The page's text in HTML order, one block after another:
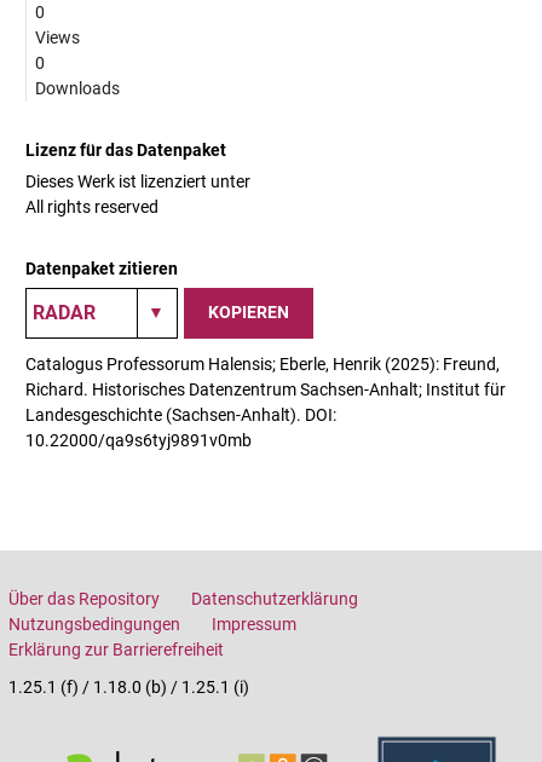
0
Views
0
Downloads
Lizenz für das Datenpaket
Dieses Werk ist lizenziert unter
All rights reserved
Datenpaket zitieren
KOPIEREN
Catalogus Professorum Halensis; Eberle, Henrik (2025): Freund,
Richard. Historisches Datenzentrum Sachsen-Anhalt; Institut für
Landesgeschichte (Sachsen-Anhalt). DOI:
10.22000/qa9s6tyj9891v0mb
Über das Repository
Datenschutzerklärung
Nutzungsbedingungen
Impressum
Erklärung zur Barrierefreiheit
1.25.1 (f) / 1.18.0 (b) / 1.25.1 (i)